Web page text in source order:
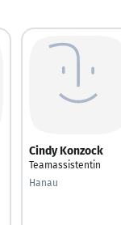
Cindy Konzock
Teamassistentin
Hanau